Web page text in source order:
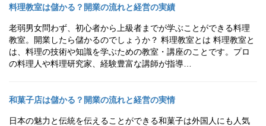
料理教室は儲かる？開業の流れと経営の実績
老弱男女問わず、初心者から上級者までが学ぶことができる料理
教室。開業したら儲かるのでしょうか？ 料理教室とは 料理教室と
は、料理の技術や知識を学ぶための教室・講座のことです。プロ
の料理人や料理研究家、経験豊富な講師が指導…
和菓子店は儲かる？開業の流れと経営の実情
日本の魅力と伝統を伝えることができる和菓子は外国人にも人気